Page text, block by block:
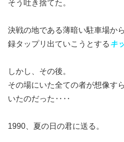
そう吐き捨てた。
決戦の地である薄暗い駐車場か
録タップリ出ていこうとする キ
しかし、その後。
その場にいた全ての者が想像す
いたのだった‥‥
1990、夏の日の君に送る。